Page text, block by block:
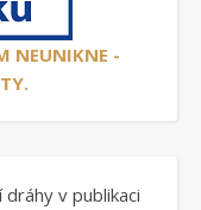
NEUNIKNE -
v publikaci